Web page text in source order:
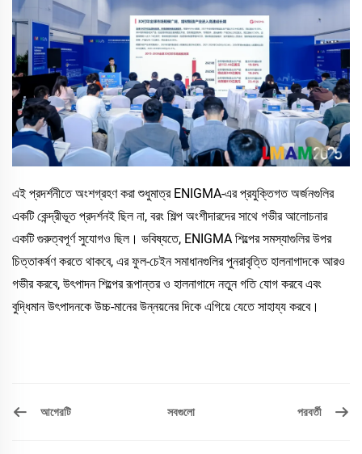
এই প্রদর্শনীতে অংশগ্রহণ করা শুধুমাত্র ENIGMA-এর প্রযুক্তিগত অর্জনগুলির
একটি কেন্দ্রীভূত প্রদর্শনই ছিল না, বরং শিল্প অংশীদারদের সাথে গভীর আলোচনার
একটি গুরুত্বপূর্ণ সুযোগও ছিল। ভবিষ্যতে, ENIGMA শিল্পের সমস্যাগুলির উপর
চিত্তাকর্ষণ করতে থাকবে, এর ফুল-চেইন সমাধানগুলির পুনরাবৃত্তি হালনাগাদকে আরও
গভীর করবে, উৎপাদন শিল্পের রূপান্তর ও হালনাগাদে নতুন গতি যোগ করবে এবং
বুদ্ধিমান উৎপাদনকে উচ্চ-মানের উন্নয়নের দিকে এগিয়ে যেতে সাহায্য করবে।
আগেরটি সবগুলো পরবর্তী